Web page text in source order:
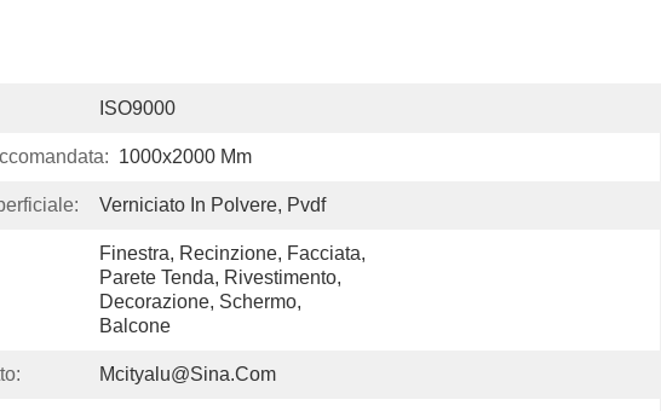
ISO9000
1000x2000 Mm
Verniciato In Polvere, Pvdf
Finestra, Recinzione, Facciata,
Parete Tenda, Rivestimento,
Decorazione, Schermo,
Balcone
Mcityalu@sina.com